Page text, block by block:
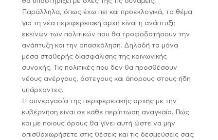
Παράλληλα, όπως έχω πει και προεκλογικά, το θέμα
για τη νέα περιφερειακή αρχή είναι η ανάπτυξη
εκείνων των πολιτικών που θα τροφοδοτήσουν την
ανάπτυξη και την απασχόληση. Δηλαδή τα μόνα
μέσα σταθερής διασφάλισης της κοινωνικής
συνοχής. Τις πολιτικές που δεν θα προσθέσουν
νέους ανέργους, άστεγους και άπορους στους ήδη
υπάρχοντες.
Η συνεργασία της περιφερειακής αρχής με την
κυβέρνηση είναι σε κάθε περίπτωση αναγκαία. Πώς
και με ποιους όρους θα γίνει αυτή ώστε να μην
οπισθοχωρήσετε στις θέσεις και τις δεσμεύσεις σας;